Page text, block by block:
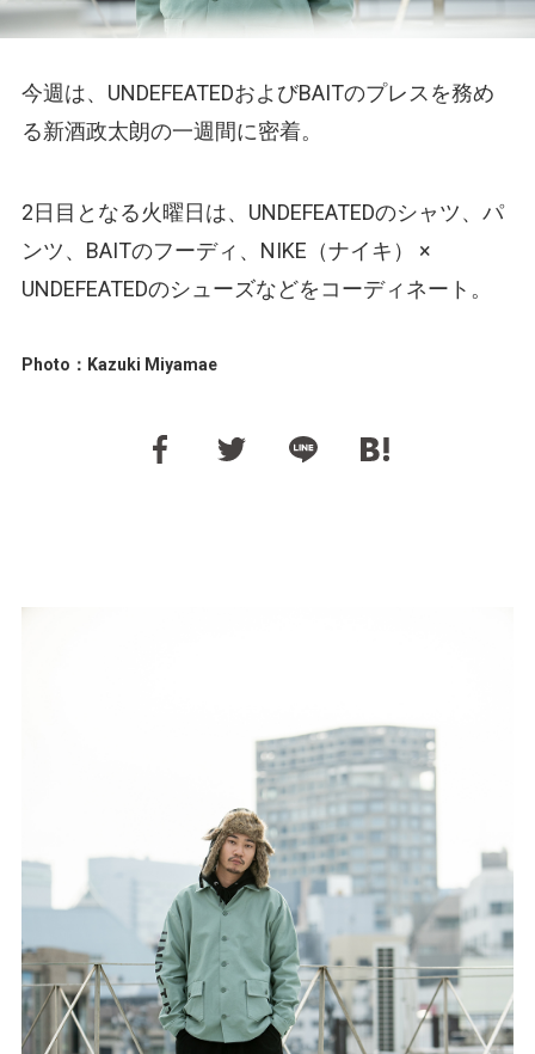
今週は、UNDEFEATEDおよびBAITのプレスを務め
る新酒政太朗の一週間に密着。
2日目となる火曜日は、UNDEFEATEDのシャツ、パ
ンツ、BAITのフーディ、NIKE（ナイキ） ×
UNDEFEATEDのシューズなどをコーディネート。
Photo：Kazuki Miyamae